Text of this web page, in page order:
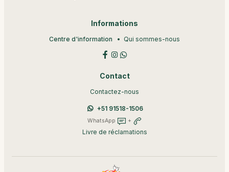
Informations
Centre d'information Qui sommes-nous
Contact
Contactez-nous
+51 91518-1506
WhatsApp +
Livre de réclamations